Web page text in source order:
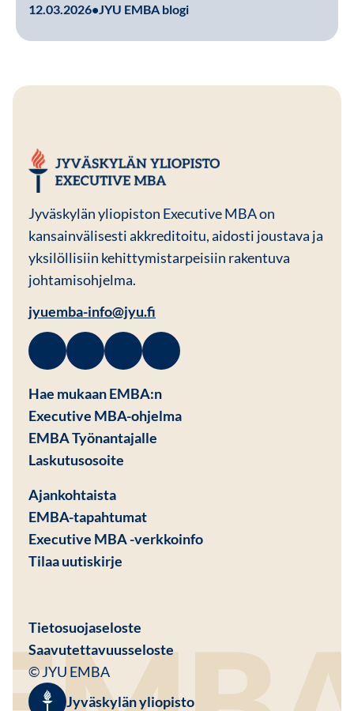
12.03.2026•JYU EMBA blogi
Jyväskylän yliopiston Executive MBA on
kansainvälisesti akkreditoitu, aidosti joustava ja
yksilöllisiin kehittymistarpeisiin rakentuva
johtamisohjelma.
jyuemba-info@jyu.fi
Facebook
Avautuu uuteen ikkunaan
Linkedin
Avautuu uuteen ikkunaan
Instagram
Avautuu uuteen ikkunaan
Youtube
Avautuu uuteen ikkunaan
Hae mukaan EMBA:n
Executive MBA-ohjelma
EMBA Työnantajalle
Laskutusosoite
Ajankohtaista
EMBA-tapahtumat
Executive MBA -verkkoinfo
Tilaa uutiskirje
© JYU EMBA
Tietosuojaseloste
Saavutettavuusseloste
Jyväskylän yliopisto